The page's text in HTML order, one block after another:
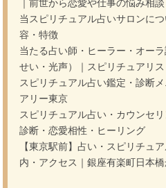
当スピリチュアル占いサロンに
容・特徴
当たる占い師・ヒーラー・オー
せい・光声）｜スピリチュアリス
スピリチュアル占い鑑定・診断
アリー東京
スピリチュアル占い・カウンセ
診断・恋愛相性・ヒーリング
【東京駅前】占い・スピリチュ
内・アクセス｜銀座有楽町日本